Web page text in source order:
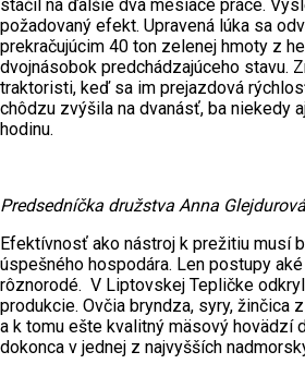
stačil na ďalšie dva mesiace práce.
požadovaný efekt. Upravená lúka sa
prekračujúcim 40 ton zelenej hmoty z
dvojnásobok predchádzajúceho stavu.
traktoristi, keď sa im prejazdová
chôdzu zvýšila na dvanásť, ba niekedy
hodinu.
Predsedníčka družstva Anna Glejdurová
Efektívnosť ako nástroj k prežitiu musí
úspešného hospodára. Len postupy
rôznorodé. V Liptovskej Tepličke
produkcie. Ovčia bryndza, syry, žinčica
a k tomu ešte kvalitný mäsový hovädzí
dokonca v jednej z najvyšších